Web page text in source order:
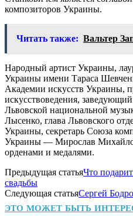
композиторов Украины.
Читать также: Вальтер
Народный артист Украины,
Украины имени Тараса
Академии искусств Украины,
искусствоведения,
Львовской национальной
Лысенко, глава Львовского
Украины, секретарь Союза
Украины — Мирослав
орденами и медалями.
Предыдущая статьяЧто
свадьбы
Следующая статьяСергей
ЭТО МОЖЕТ БЫТЬ